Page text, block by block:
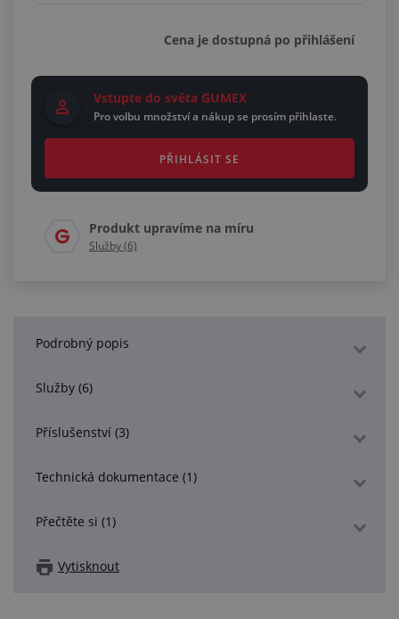
Cena je dostupná po přihlášení
Vstupte do světa GUMEX
Pro volbu množství a nákup se prosím přihlaste.
PŘIHLÁSIT SE
Produkt upravíme na míru
Služby (6)
Podrobný popis
Služby (6)
Příslušenství (3)
Technická dokumentace (1)
Přečtěte si (1)
Vytisknout